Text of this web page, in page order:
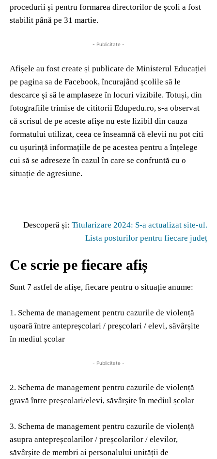
procedurii și pentru formarea directorilor de școli a fost
stabilit până pe 31 martie.
- Publicitate -
Afișele au fost create și publicate de Ministerul Educației
pe pagina sa de Facebook, încurajând școlile să le
descarce și să le amplaseze în locuri vizibile. Totuși, din
fotografiile trimise de cititorii Edupedu.ro, s-a observat
că scrisul de pe aceste afișe nu este lizibil din cauza
formatului utilizat, ceea ce înseamnă că elevii nu pot citi
cu ușurință informațiile de pe acestea pentru a înțelege
cui să se adreseze în cazul în care se confruntă cu o
situație de agresiune.
Descoperă și: Titularizare 2024: S-a actualizat site-ul.
Lista posturilor pentru fiecare județ
Ce scrie pe fiecare afiș
Sunt 7 astfel de afișe, fiecare pentru o situație anume:
1. Schema de management pentru cazurile de violență
ușoară între antepreșcolari / preșcolari / elevi, săvârșite
în mediul școlar
- Publicitate -
2. Schema de management pentru cazurile de violență
gravă între preșcolari/elevi, săvârșite în mediul școlar
3. Schema de management pentru cazurile de violență
asupra antepreșcolarilor / preșcolarilor / elevilor,
săvârșite de membri ai personalului unității de